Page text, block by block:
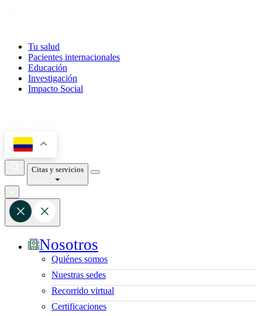
Tu salud
Pacientes internacionales
Educación
Investigación
Impacto Social
Citas y servicios
Nosotros
Quiénes somos
Nuestras sedes
Recorrido virtual
Certificaciones